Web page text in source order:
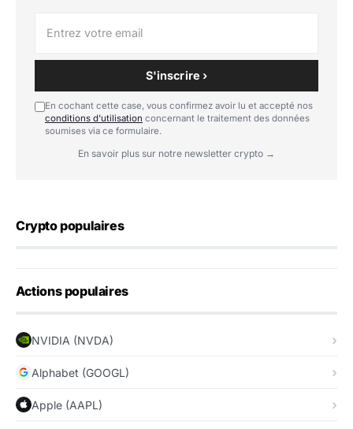
S'inscrire ›
En cochant cette case, vous confirmez avoir lu et accepté nos
conditions d'utilisation concernant le traitement des données
soumises via ce formulaire.
En savoir plus sur notre newsletter crypto →
Crypto populaires
Actions populaires
NVIDIA (NVDA)
Alphabet (GOOGL)
Apple (AAPL)